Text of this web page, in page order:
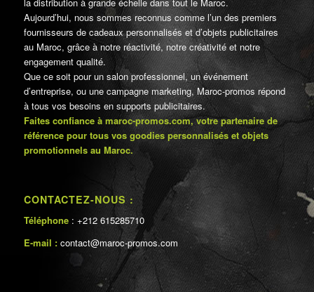
Aujourd’hui, nous sommes reconnus comme l’un des premiers
fournisseurs de cadeaux personnalisés et d’objets publicitaires
au Maroc, grâce à notre réactivité, notre créativité et notre
engagement qualité.
Que ce soit pour un salon professionnel, un événement
d’entreprise, ou une campagne marketing, Maroc-promos répond
à tous vos besoins en supports publicitaires.
Faites confiance à maroc-promos.com, votre partenaire de
référence pour tous vos goodies personnalisés et objets
promotionnels au Maroc.
CONTACTEZ-NOUS :
Téléphone : +212 615285710
E-mail : contact@maroc-promos.com